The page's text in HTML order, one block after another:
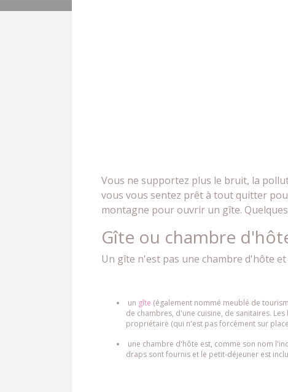
Vous ne supportez plus le bruit, la
vous vous sentez prêt à tout quitter
montagne pour ouvrir un gîte.
Gîte ou chambre
Un gîte n'est pas une chambre d'hôte
un gîte (également nommé meublé de
de chambres, d'une cuisine, de sanitaires.
propriétaire (qui n'est pas forcément sur
une chambre d'hôte est, comme son nom
draps sont fournis et le petit-déjeuner est